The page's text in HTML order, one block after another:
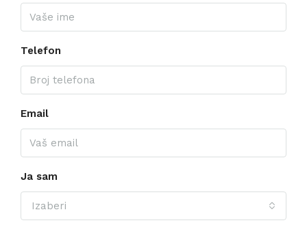
Telefon
Email
Ja sam
Izaberi